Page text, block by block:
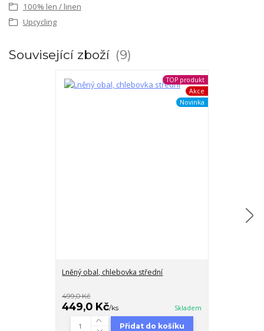
100% len / linen
Upcycling
Související zboží 9
TOP produkt
Akce
Novinka
Lněný obal, chlebovka střední
499,0 Kč
449,0 Kč/ks Skladem
Přidat do košíku